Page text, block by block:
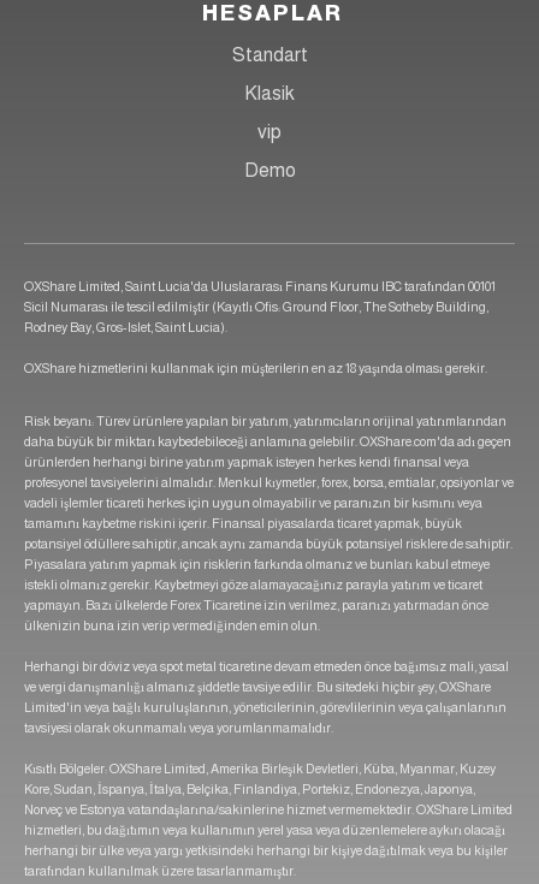
HESAPLAR
Standart
Klasik
vip
Demo
OXShare Limited, Saint Lucia'da Uluslararası Finans Kurumu IBC tarafından 00101
Sicil Numarası ile tescil edilmiştir (Kayıtlı Ofis: Ground Floor, The Sotheby Building,
Rodney Bay, Gros-Islet, Saint Lucia).
OXShare hizmetlerini kullanmak için müşterilerin en az 18 yaşında olması gerekir.
Risk beyanı: Türev ürünlere yapılan bir yatırım, yatırımcıların orijinal yatırımlarından
daha büyük bir miktarı kaybedebileceği anlamına gelebilir. OXShare.com'da adı geçen
ürünlerden herhangi birine yatırım yapmak isteyen herkes kendi finansal veya
profesyonel tavsiyelerini almalıdır. Menkul kıymetler, forex, borsa, emtialar, opsiyonlar ve
vadeli işlemler ticareti herkes için uygun olmayabilir ve paranızın bir kısmını veya
tamamını kaybetme riskini içerir. Finansal piyasalarda ticaret yapmak, büyük
potansiyel ödüllere sahiptir, ancak aynı zamanda büyük potansiyel risklere de sahiptir.
Piyasalara yatırım yapmak için risklerin farkında olmanız ve bunları kabul etmeye
istekli olmanız gerekir. Kaybetmeyi göze alamayacağınız parayla yatırım ve ticaret
yapmayın. Bazı ülkelerde Forex Ticaretine izin verilmez, paranızı yatırmadan önce
ülkenizin buna izin verip vermediğinden emin olun.
Herhangi bir döviz veya spot metal ticaretine devam etmeden önce bağımsız mali, yasal
ve vergi danışmanlığı almanız şiddetle tavsiye edilir. Bu sitedeki hiçbir şey, OXShare
Limited'in veya bağlı kuruluşlarının, yöneticilerinin, görevlilerinin veya çalışanlarının
tavsiyesi olarak okunmamalı veya yorumlanmamalıdır.
Kısıtlı Bölgeler: OXShare Limited, Amerika Birleşik Devletleri, Küba, Myanmar, Kuzey
Kore, Sudan, İspanya, İtalya, Belçika, Finlandiya, Portekiz, Endonezya, Japonya,
Norveç ve Estonya vatandaşlarına/sakinlerine hizmet vermemektedir. OXShare Limited
hizmetleri, bu dağıtımın veya kullanımın yerel yasa veya düzenlemelere aykırı olacağı
herhangi bir ülke veya yargı yetkisindeki herhangi bir kişiye dağıtılmak veya bu kişiler
tarafından kullanılmak üzere tasarlanmamıştır.